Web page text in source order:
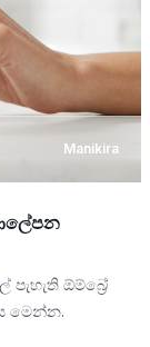
Manikira
ඕම්බ්‍රේ
මෙන්න.